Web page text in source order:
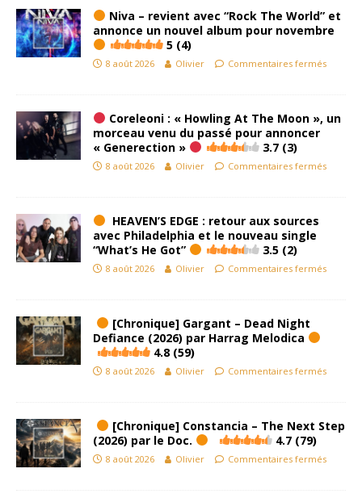
Niva – revient avec “Rock The World” et
annonce un nouvel album pour novembre
5 (4)
8 août 2026 Olivier Commentaires fermés
Coreleoni : « Howling At The Moon », un
morceau venu du passé pour annoncer
« Generection »
3.7 (3)
8 août 2026 Olivier Commentaires fermés
HEAVEN’S EDGE : retour aux sources
avec Philadelphia et le nouveau single
“What’s He Got”
3.5 (2)
8 août 2026 Olivier Commentaires fermés
[Chronique] Gargant – Dead Night
Defiance (2026) par Harrag Melodica
4.8 (59)
8 août 2026 Olivier Commentaires fermés
[Chronique] Constancia – The Next Step
(2026) par le Doc.
4.7 (79)
8 août 2026 Olivier Commentaires fermés